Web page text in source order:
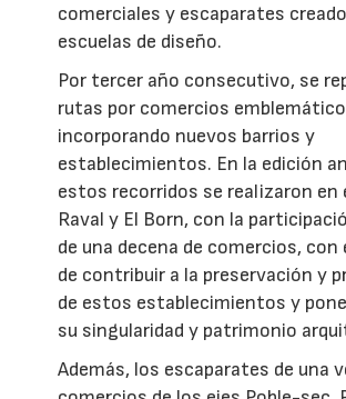
comerciales y escaparates
escuelas de diseño.
Por tercer año consecutivo, se
rutas por comercios
incorporando nuevos barrios y
establecimientos. En la edición
estos recorridos se realizaron en
Raval y El Born, con la
de una decena de comercios,
de contribuir a la preservación y
de estos establecimientos y
su singularidad y patrimonio
Además, los escaparates de una